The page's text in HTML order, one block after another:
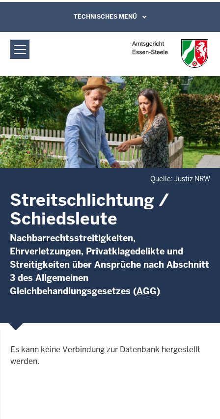
Amtsgericht Essen-Steele:
Streitschlichtung / Schiedsleute
Direkt zum Inhalt
Leichte Sprache, Gebärdensprachenvideo
und Kontaktformular
TECHNISCHES MENÜ
Quelle: Justiz NRW
Streitschlichtung /
Schiedsleute
Nachbarrechtsstreitigkeiten,
Ehrverletzungen, Privatklagedelikte und
Streitigkeiten über Ansprüche nach Abschnitt
3 des Allgemeinen
Gleichbehandlungsgesetzes (AGG)
Es kann keine Verbindung zur Datenbank hergestellt
werden.